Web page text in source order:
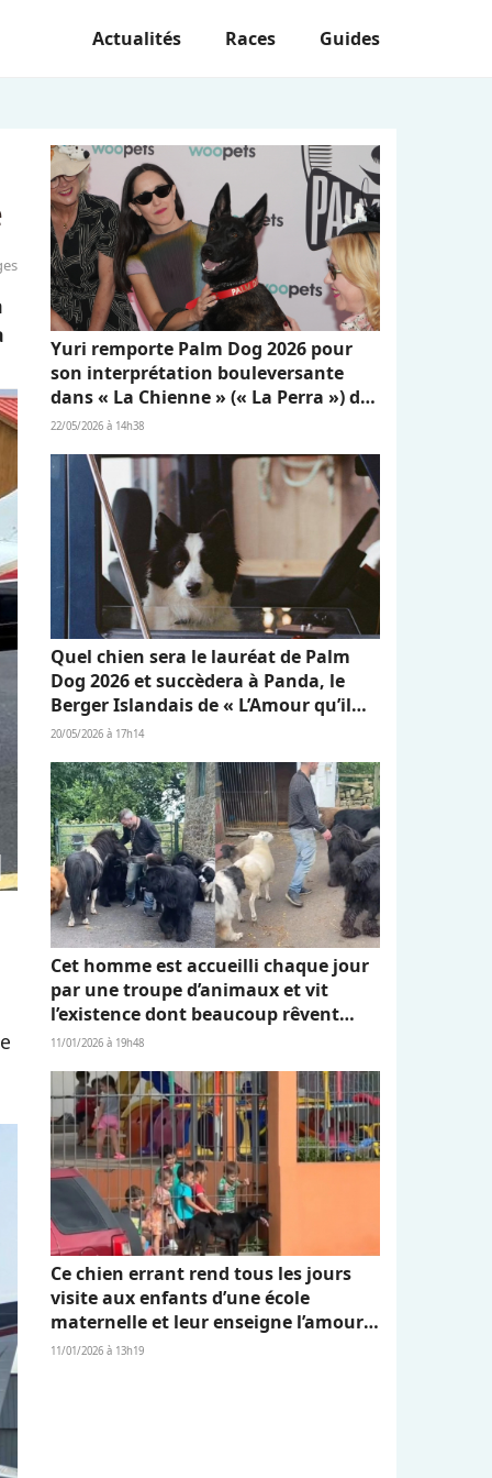
Actualités Races Guides
Yuri remporte Palm Dog 2026 pour
son interprétation bouleversante
dans « La Chienne » (« La Perra ») de
Dominga Sotomayor
22/05/2026 à 14h38
Quel chien sera le lauréat de Palm
Dog 2026 et succèdera à Panda, le
Berger Islandais de « L’Amour qu’il
nous reste » ?
20/05/2026 à 17h14
Cet homme est accueilli chaque jour
par une troupe d’animaux et vit
l’existence dont beaucoup rêvent
(vidéo)
11/01/2026 à 19h48
Ce chien errant rend tous les jours
visite aux enfants d’une école
maternelle et leur enseigne l’amour
et l’empathie (vidéo)
11/01/2026 à 13h19